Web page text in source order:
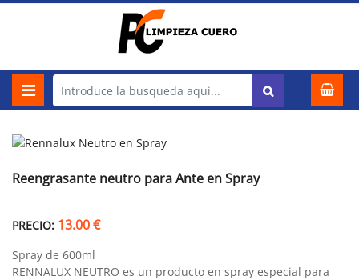
Reengrasante neutro para Ante en Spray
PRECIO: 13.00 €
Spray de 600ml
RENNALUX NEUTRO es un producto en spray especial para